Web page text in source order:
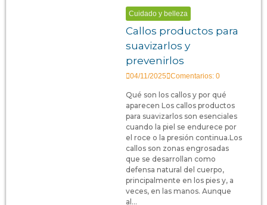
Cuidado y belleza
Callos productos para
suavizarlos y
prevenirlos
04/11/2025 Comentarios: 0
Qué son los callos y por qué
aparecen Los callos productos
para suavizarlos son esenciales
cuando la piel se endurece por
el roce o la presión continua.Los
callos son zonas engrosadas
que se desarrollan como
defensa natural del cuerpo,
principalmente en los pies y, a
veces, en las manos. Aunque
al...